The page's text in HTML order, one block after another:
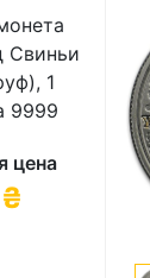
Свиньи
1
9999
цена
₴